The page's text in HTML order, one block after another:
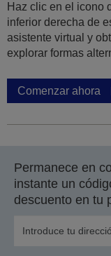
Haz clic en el icono
inferior derecha de
asistente virtual y
explorar formas
Comenzar ahora
Permanece en
instante un
descuento en tu